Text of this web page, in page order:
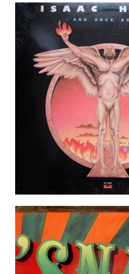
Isaac Hayes – And
Ajouter au panier
Nazareth ‎–
Ajouter au panier